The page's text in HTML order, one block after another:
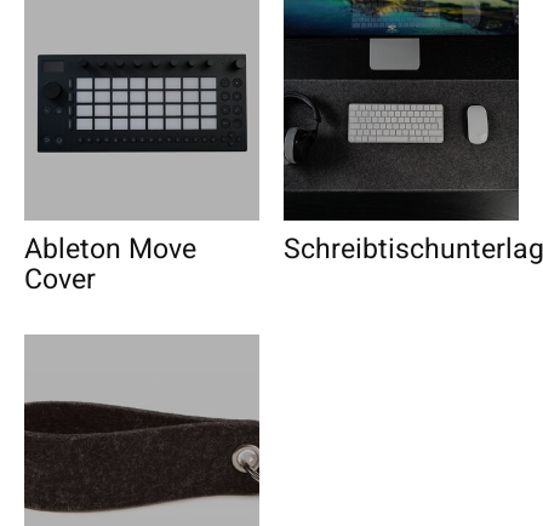
Ableton Move
Cover